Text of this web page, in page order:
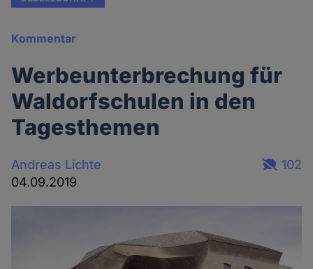
Kommentar
Werbeunterbrechung für
Waldorfschulen in den
Tagesthemen
Andreas Lichte
04.09.2019
102